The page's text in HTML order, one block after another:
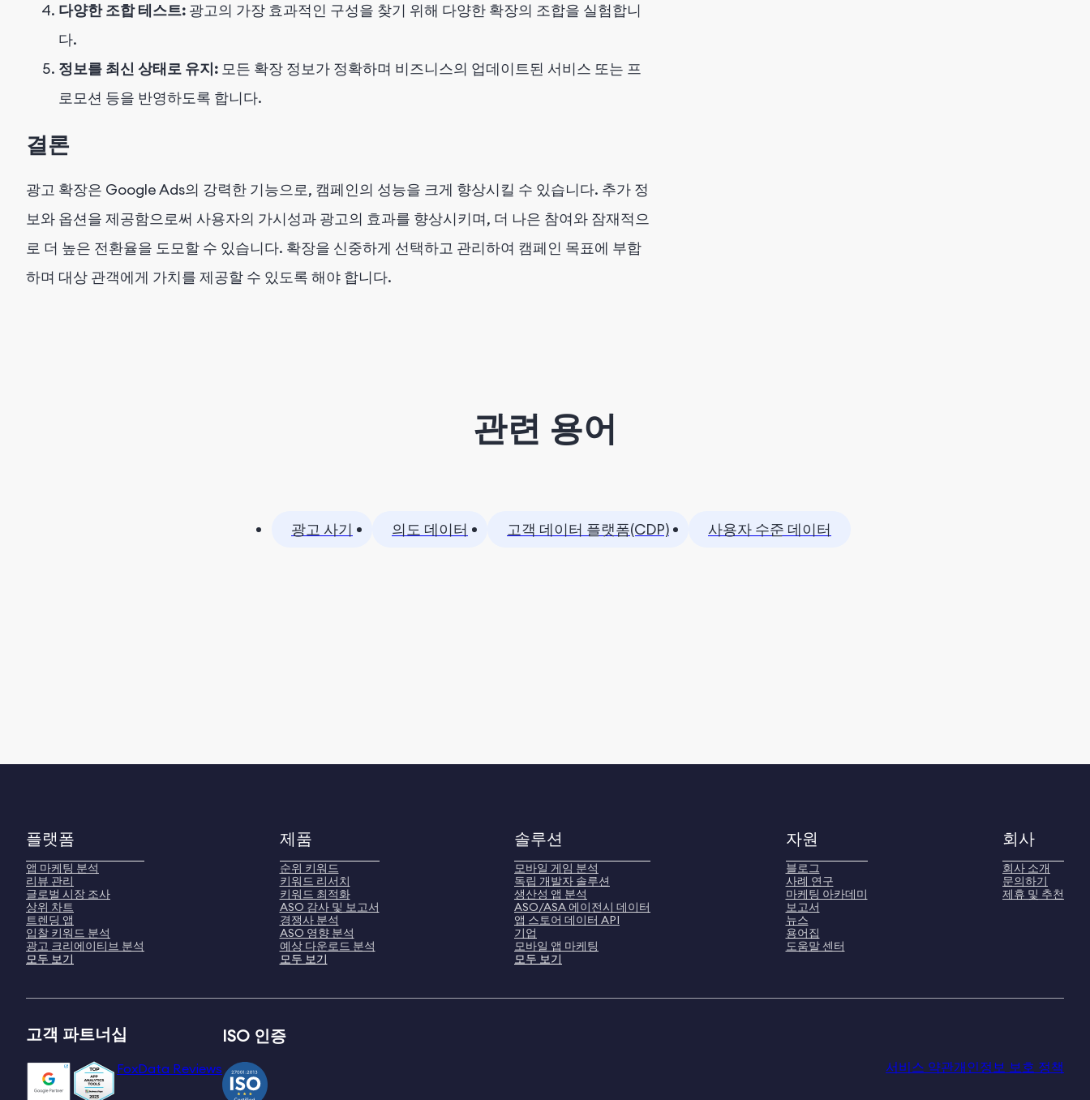
다양한 조합 테스트: 광고의 가장 효과적인 구성을 찾기 위해 다양한 확장의 조합을 실험합니
다.
정보를 최신 상태로 유지: 모든 확장 정보가 정확하며 비즈니스의 업데이트된 서비스 또는 프
로모션 등을 반영하도록 합니다.
결론
광고 확장은 Google Ads의 강력한 기능으로, 캠페인의 성능을 크게 향상시킬 수 있습니다. 추가 정
보와 옵션을 제공함으로써 사용자의 가시성과 광고의 효과를 향상시키며, 더 나은 참여와 잠재적으
로 더 높은 전환율을 도모할 수 있습니다. 확장을 신중하게 선택하고 관리하여 캠페인 목표에 부합
하며 대상 관객에게 가치를 제공할 수 있도록 해야 합니다.
관련 용어
광고 사기 의도 데이터 고객 데이터 플랫폼(CDP) 사용자 수준 데이터
플랫폼
앱 마케팅 분석
리뷰 관리
글로벌 시장 조사
상위 차트
트렌딩 앱
입찰 키워드 분석
광고 크리에이티브 분석
모두 보기
제품
순위 키워드
키워드 리서치
키워드 최적화
ASO 감사 및 보고서
경쟁사 분석
ASO 영향 분석
예상 다운로드 분석
모두 보기
솔루션
모바일 게임 분석
독립 개발자 솔루션
생산성 앱 분석
ASO/ASA 에이전시 데이터
앱 스토어 데이터 API
기업
모바일 앱 마케팅
모두 보기
자원
블로그
사례 연구
마케팅 아카데미
보고서
뉴스
용어집
도움말 센터
회사
회사 소개
문의하기
제휴 및 추천
고객 파트너십
FoxData Reviews
ISO 인증
서비스 약관개인정보 보호 정책